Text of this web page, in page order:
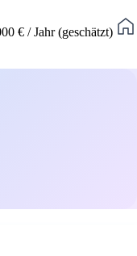
€ / Jahr (geschätzt)